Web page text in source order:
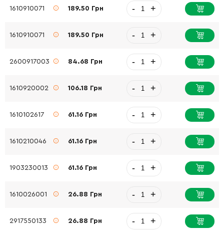
1610910071 189.50 Грн - +
1610910071 189.50 Грн - +
2600917003 84.68 Грн - +
1610920002 106.18 Грн - +
1610102617 61.16 Грн - +
1610210046 61.16 Грн - +
1903230013 61.16 Грн - +
1610026001 26.88 Грн - +
2917550133 26.88 Грн - +